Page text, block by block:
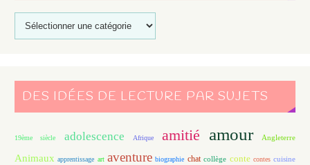
DES IDÉES DE LECTURE PAR SUJETS
19ème siècle adolescence Afrique amitié amour Angleterre
Animaux apprentissage art aventure biographie chat collège conte contes cuisine